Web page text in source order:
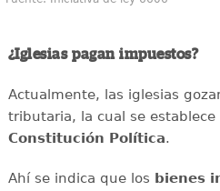
¿Iglesias pagan impuestos?
Actualmente, las iglesias
tributaria, la cual se establece
Constitución Política.
Ahí se indica que los bienes